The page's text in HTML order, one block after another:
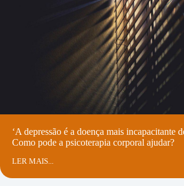
‘A depressão é a doença mais incapacitante
Como pode a psicoterapia corporal ajudar?
LER MAIS...